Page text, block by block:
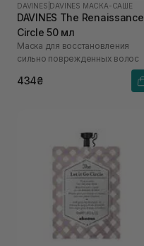
DAVINES DAVINES МАСКА-САШЕ
DAVINES The Renaissance
Circle 50 мл
Маска для восстановления
сильно поврежденных волос
434₴